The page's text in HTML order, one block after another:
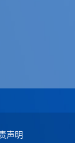
声明